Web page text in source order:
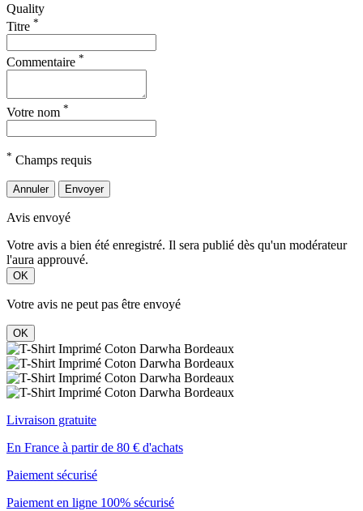
Quality
Titre *
Commentaire *
Votre nom *
* Champs requis
Annuler Envoyer
Avis envoyé
Votre avis a bien été enregistré. Il sera publié dès qu'un modérateur
l'aura approuvé.
OK
Votre avis ne peut pas être envoyé
OK
Livraison gratuite
En France à partir de 80 € d'achats
Paiement sécurisé
Paiement en ligne 100% sécurisé